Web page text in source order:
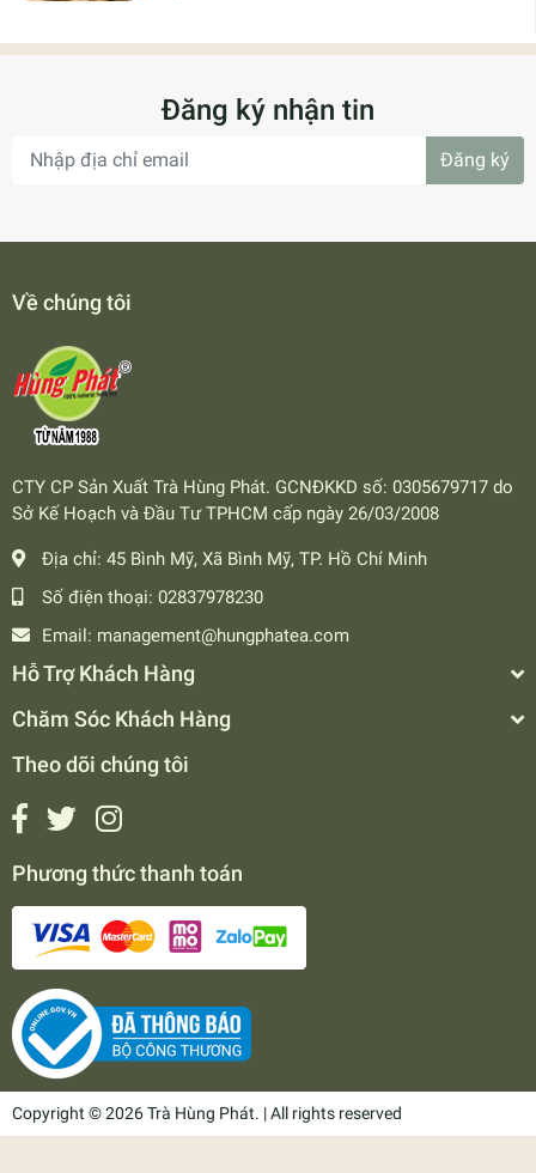
Đăng ký nhận tin
Đăng ký
Về chúng tôi
CTY CP Sản Xuất Trà Hùng Phát. GCNĐKKD số: 0305679717 do
Sở Kế Hoạch và Đầu Tư TPHCM cấp ngày 26/03/2008
Địa chỉ: 45 Bình Mỹ, Xã Bình Mỹ, TP. Hồ Chí Minh
Số điện thoại: 02837978230
Email: management@hungphatea.com
Hỗ Trợ Khách Hàng
Chăm Sóc Khách Hàng
Theo dõi chúng tôi
Phương thức thanh toán
Copyright © 2026 Trà Hùng Phát. | All rights reserved